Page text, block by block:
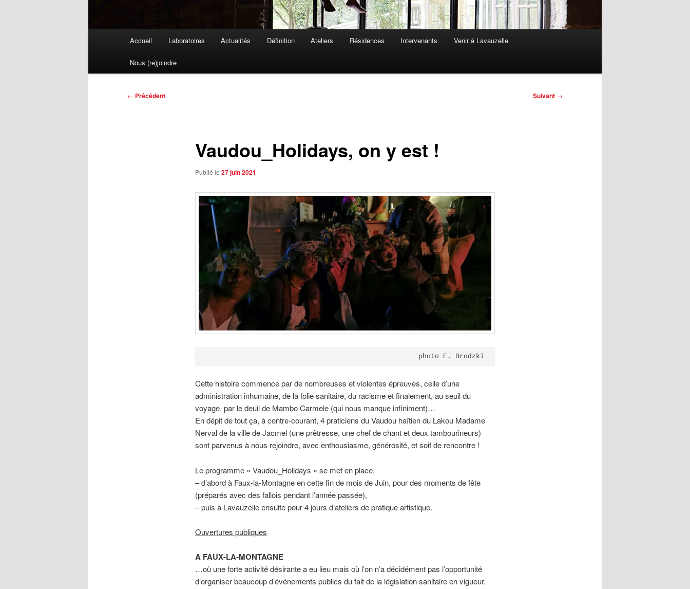
Accueil Laboratoires Actualités Définition Ateliers Résidences Intervenants Venir à Lavauzelle
Nous (re)joindre
Navigation
← Précédent Suivant →
Vaudou_Holidays, on y est !
Publié le 27 juin 2021
photo E. Brodzki
Cette histoire commence par de nombreuses et violentes épreuves, celle d’une
administration inhumaine, de la folie sanitaire, du racisme et finalement, au seuil du
voyage, par le deuil de Mambo Carmele (qui nous manque infiniment)…
En dépit de tout ça, à contre-courant, 4 praticiens du Vaudou haïtien du Lakou Madame
Nerval de la ville de Jacmel (une prêtresse, une chef de chant et deux tambourineurs)
sont parvenus à nous rejoindre, avec enthousiasme, générosité, et soif de rencontre !
Le programme « Vaudou_Holidays » se met en place,
– d’abord à Faux-la-Montagne en cette fin de mois de Juin, pour des moments de fête
(préparés avec des fallois pendant l’année passée),
– puis à Lavauzelle ensuite pour 4 jours d’ateliers de pratique artistique.
Ouvertures publiques
A FAUX-LA-MONTAGNE
…où une forte activité désirante a eu lieu mais où l’on n’a décidément pas l’opportunité
d’organiser beaucoup d’événements publics du fait de la législation sanitaire en vigueur.